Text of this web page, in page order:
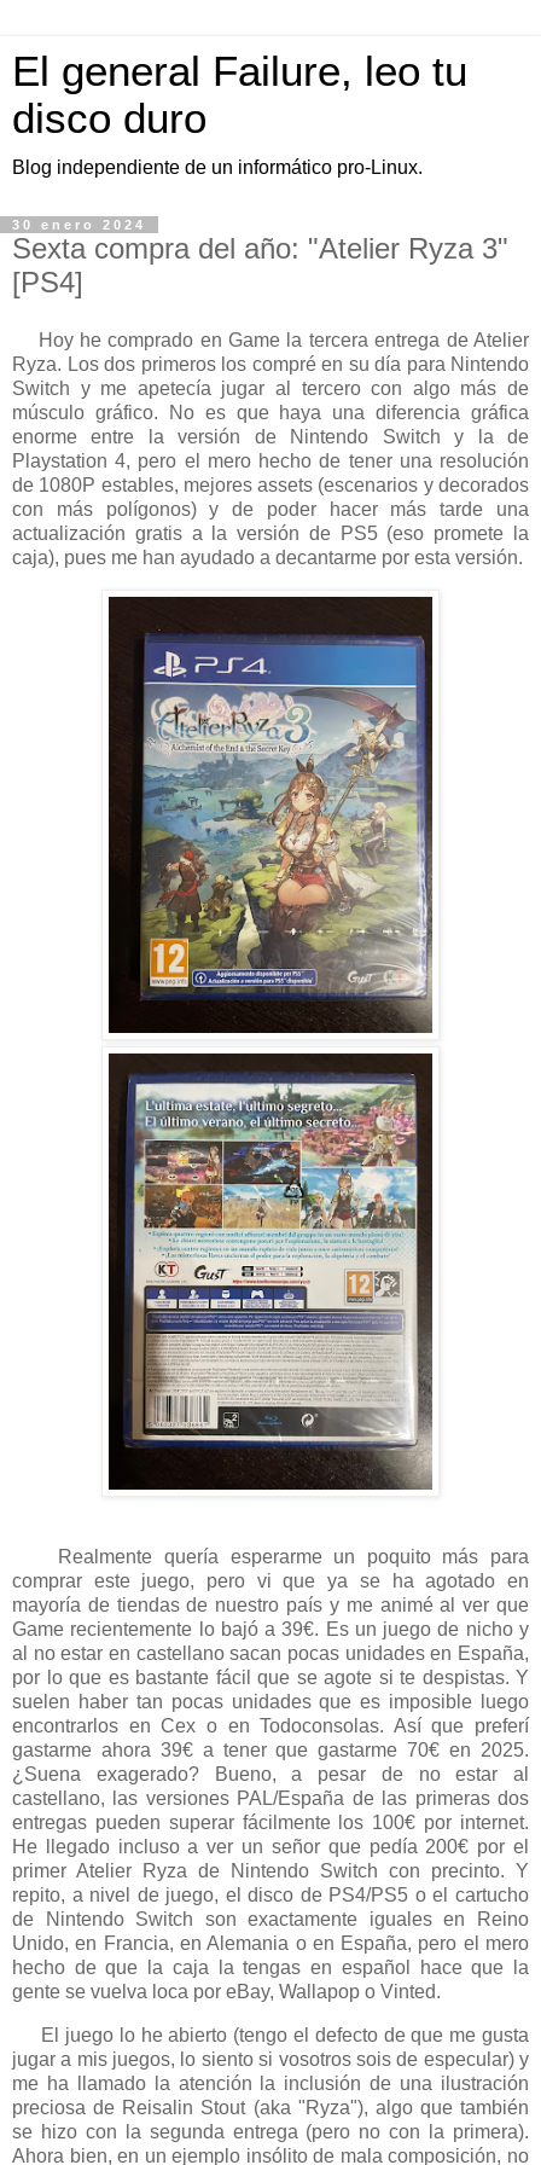
El general Failure, leo tu
disco duro
Blog independiente de un informático pro-Linux.
30 enero 2024
Sexta compra del año: "Atelier Ryza 3"
[PS4]
Hoy he comprado en Game la tercera entrega de Atelier
Ryza. Los dos primeros los compré en su día para Nintendo
Switch y me apetecía jugar al tercero con algo más de
músculo gráfico. No es que haya una diferencia gráfica
enorme entre la versión de Nintendo Switch y la de
Playstation 4, pero el mero hecho de tener una resolución
de 1080P estables, mejores assets (escenarios y decorados
con más polígonos) y de poder hacer más tarde una
actualización gratis a la versión de PS5 (eso promete la
caja), pues me han ayudado a decantarme por esta versión.
Realmente quería esperarme un poquito más para
comprar este juego, pero vi que ya se ha agotado en
mayoría de tiendas de nuestro país y me animé al ver que
Game recientemente lo bajó a 39€. Es un juego de nicho y
al no estar en castellano sacan pocas unidades en España,
por lo que es bastante fácil que se agote si te despistas. Y
suelen haber tan pocas unidades que es imposible luego
encontrarlos en Cex o en Todoconsolas. Así que preferí
gastarme ahora 39€ a tener que gastarme 70€ en 2025.
¿Suena exagerado? Bueno, a pesar de no estar al
castellano, las versiones PAL/España de las primeras dos
entregas pueden superar fácilmente los 100€ por internet.
He llegado incluso a ver un señor que pedía 200€ por el
primer Atelier Ryza de Nintendo Switch con precinto. Y
repito, a nivel de juego, el disco de PS4/PS5 o el cartucho
de Nintendo Switch son exactamente iguales en Reino
Unido, en Francia, en Alemania o en España, pero el mero
hecho de que la caja la tengas en español hace que la
gente se vuelva loca por eBay, Wallapop o Vinted.
El juego lo he abierto (tengo el defecto de que me gusta
jugar a mis juegos, lo siento si vosotros sois de especular) y
me ha llamado la atención la inclusión de una ilustración
preciosa de Reisalin Stout (aka "Ryza"), algo que también
se hizo con la segunda entrega (pero no con la primera).
Ahora bien, en un ejemplo insólito de mala composición, no